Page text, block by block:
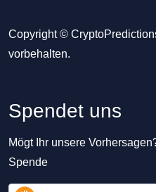
Copyright ©
vorbehalten.
Spendet uns
Mögt Ihr unsere
Spende